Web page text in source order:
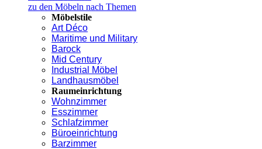
zu den Möbeln nach Themen
Möbelstile
Art Déco
Maritime und Military
Barock
Mid Century
Industrial Möbel
Landhausmöbel
Raumeinrichtung
Wohnzimmer
Esszimmer
Schlafzimmer
Büroeinrichtung
Barzimmer